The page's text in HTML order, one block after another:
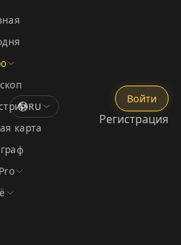
карта
RU
Войти
Регистрация